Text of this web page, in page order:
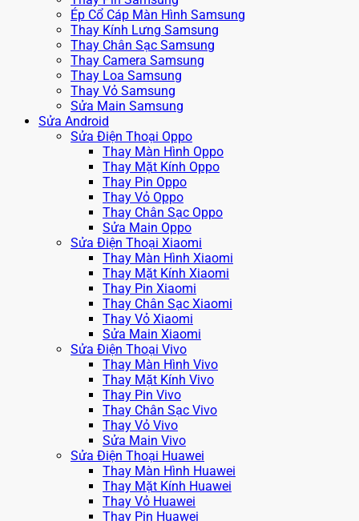
Ép Cổ Cáp Màn Hình Samsung
Thay Kính Lưng Samsung
Thay Chân Sạc Samsung
Thay Camera Samsung
Thay Loa Samsung
Thay Vỏ Samsung
Sửa Main Samsung
Sửa Android
Sửa Điện Thoại Oppo
Thay Màn Hình Oppo
Thay Mặt Kính Oppo
Thay Pin Oppo
Thay Vỏ Oppo
Thay Chân Sạc Oppo
Sửa Main Oppo
Sửa Điện Thoại Xiaomi
Thay Màn Hình Xiaomi
Thay Mặt Kính Xiaomi
Thay Pin Xiaomi
Thay Chân Sạc Xiaomi
Thay Vỏ Xiaomi
Sửa Main Xiaomi
Sửa Điện Thoại Vivo
Thay Màn Hình Vivo
Thay Mặt Kính Vivo
Thay Pin Vivo
Thay Chân Sạc Vivo
Thay Vỏ Vivo
Sửa Main Vivo
Sửa Điện Thoại Huawei
Thay Màn Hình Huawei
Thay Mặt Kính Huawei
Thay Vỏ Huawei
Thay Pin Huawei